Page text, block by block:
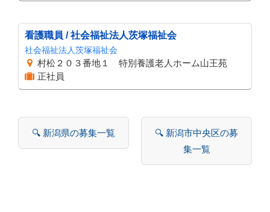
看護職員 / 社会福祉法人茨塚福祉会
社会福祉法人茨塚福祉会
村松２０３番地１ 特別養護老人ホーム山王苑
正社員
🔍 新潟県の募集一覧
🔍 新潟市中央区の募
集一覧